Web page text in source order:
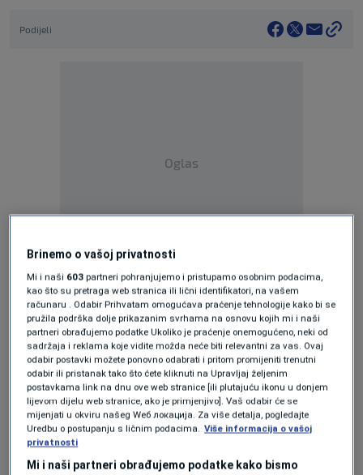
Podijeli
Oglas
Prema navodima optužnice, Merdanović se
sumnjiči da je u julu 2024. godine izazvao
opasnost po život ljudi upotrebom tehnički
neispravnog električnog spiralnog grijača koji
je služio kao dio opreme za paljenje šiše, iako
je, kako navodi Tužilaštvo, bio svjestan da
takav uređaj može predstavljati ozbiljnu
prijetnju sigurnosti.
Brinemo o vašoj privatnosti
Mi i naši 603 partneri pohranjujemo i pristupamo osobnim podacima,
kao što su pretraga web stranica ili lični identifikatori, na vašem
računaru . Odabir Prihvatam omogućava praćenje tehnologije kako bi se
pružila podrška dolje prikazanim svrhama na osnovu kojih mi i naši
partneri obrađujemo podatke Ukoliko je praćenje onemogućeno, neki od
sadržaja i reklama koje vidite možda neće biti relevantni za vas. Ovaj
odabir postavki možete ponovno odabrati i pritom promijeniti trenutni
odabir ili pristanak tako što ćete kliknuti na Upravljaj željenim
postavkama link na dnu ove web stranice [ili plutajuću ikonu u donjem
lijevom dijelu web stranice, ako je primjenjivo]. Vaš odabir će se
mijenjati u okviru našeg Wеб локација. Za više detalja, pogledajte
Uredbu o postupanju s ličnim podacima. Više informacija o vašoj
privatnosti
Mi i naši partneri obrađujemo podatke kako bismo